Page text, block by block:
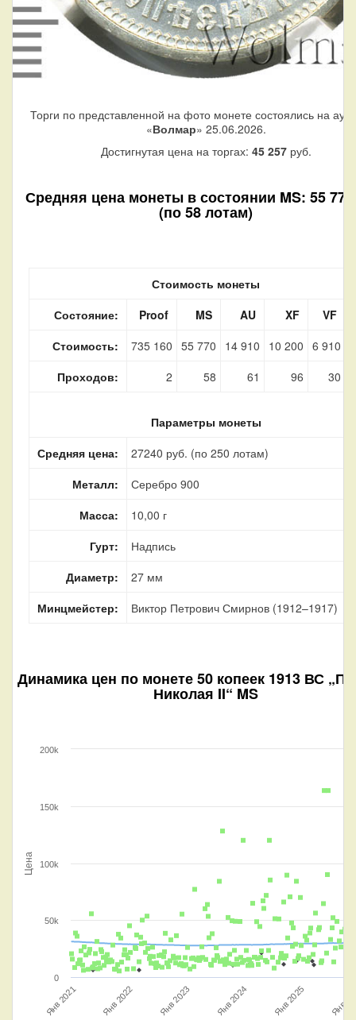
Торги по представленной на фото монете состоялись на
«Волмар» 25.06.2026.
Достигнутая цена на торгах: 45 257руб.
Средняя цена монеты в состоянии MS: 55
(по 58 лотам)
Стоимость монеты
Состояние:
Proof MS AU XF
VF
Стоимость:
735 160 55 770 14 910 10 200 6 910
Проходов:
2 58 61 96 30
Параметры монеты
Средняя цена:
27240 руб. (по 250 лотам)
Металл:
Серебро 900
Масса:
10,00 г
Гурт:
Надпись
Диаметр:
27 мм
Минцмейстер:
Виктор Петрович Смирнов (1912–1917)
Динамика цен по монете50 копеек 1913 ВС
Николая II“ MS
Цена
Янв 2021 Янв 2022 Янв 2023 Янв 2024 Янв 2025 Янв
0
50k
100k
150k
200k